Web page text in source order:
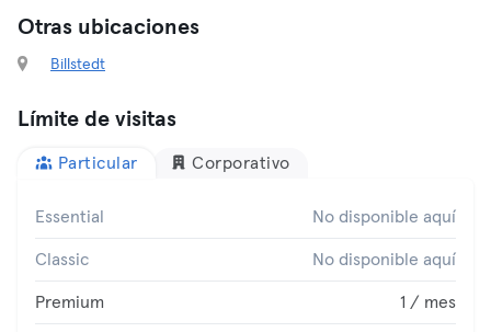
Otras ubicaciones
Billstedt
Límite de visitas
Particular Corporativo
Essential No disponible aquí
Classic No disponible aquí
Premium 1 / mes